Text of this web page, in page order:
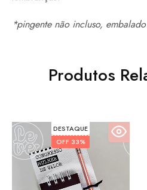
*pingente não incluso,
Produtos
DESTAQUE
OFF 33%